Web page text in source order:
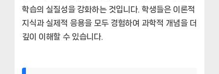
학습의 실질성을 강화하는 것입니다. 학생들은 이론적
지식과 실제적 응용을 모두 경험하여 과학적 개념을 더
깊이 이해할 수 있습니다.